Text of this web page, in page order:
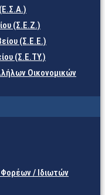
(Σ.Ε.Ζ.)
(Σ.Ε.Ε.)
(Σ.Ε.TY.)
Οικονομικών
/ Ιδιωτών